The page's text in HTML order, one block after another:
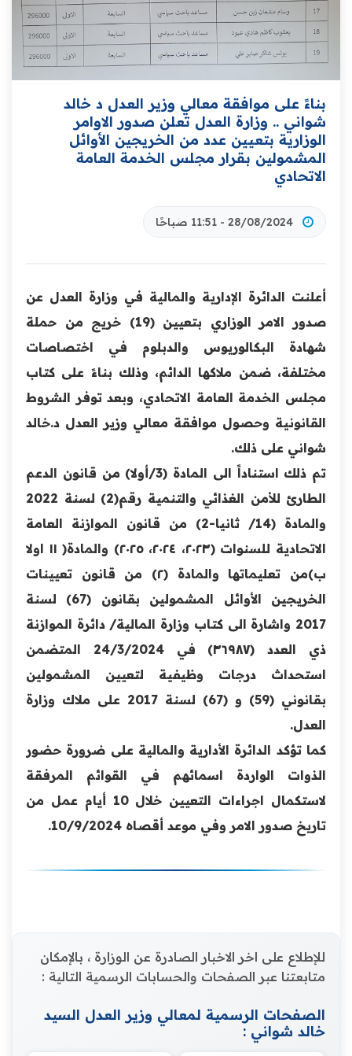
بناءً على موافقة معالي وزير العدل د خالد
شواني .. وزارة العدل تعلن صدور الاوامر
الوزارية بتعيين عدد من الخريجين الأوائل
المشمولين بقرار مجلس الخدمة العامة
الاتحادي
28/08/2024 - 11:51 صباحًا
أعلنت الدائرة الإدارية والمالية في وزارة العدل عن
صدور الامر الوزاري بتعيين (19) خريج من حملة
شهادة البكالوريوس والدبلوم في اختصاصات
مختلفة، ضمن ملاكها الدائم، وذلك بناءً على كتاب
مجلس الخدمة العامة الاتحادي، وبعد توفر الشروط
القانونية وحصول موافقة معالي وزير العدل د.خالد
شواني على ذلك.
تم ذلك استناداً الى المادة (3/أولا) من قانون الدعم
الطارئ للأمن الغذائي والتنمية رقم(2) لسنة 2022
والمادة (14/ ثانيا-2) من قانون الموازنة العامة
الاتحادية للسنوات (٢٠٢٣، ٢٠٢٤، ٢٠٢٥) والمادة( ١١ اولا
ب)من تعليماتها والمادة (٢) من قانون تعيينات
الخريجين الأوائل المشمولين بقانون (67) لسنة
2017 واشارة الى كتاب وزارة المالية/ دائرة الموازنة
ذي العدد (٣٦٩٨٧) في 24/3/2024 المتضمن
استحداث درجات وظيفية لتعيين المشمولين
بقانوني (59) و (67) لسنة 2017 على ملاك وزارة
العدل.
كما تؤكد الدائرة الأدارية والمالية على ضرورة حضور
الذوات الواردة اسمائهم في القوائم المرفقة
لاستكمال اجراءات التعيين خلال 10 أيام عمل من
تاريخ صدور الامر وفي موعد أقصاه 10/9/2024.
للإطلاع على اخر الاخبار الصادرة عن الوزارة ، بالإمكان
متابعتنا عبر الصفحات والحسابات الرسمية التالية :
الصفحات الرسمية لمعالي وزير العدل السيد
خالد شواني :